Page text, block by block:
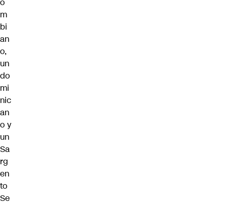
m
bi
an
o,
un
do
mi
nic
an
o y
un
Sa
rg
en
to
Se